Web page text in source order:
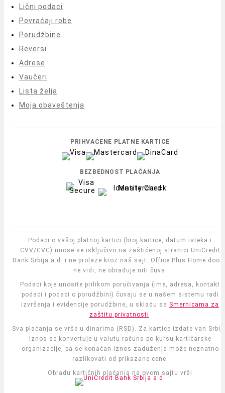
Lični podaci
Povraćaji robe
Porudžbine
Reversi
Adrese
Vaučeri
Lista želja
Moja obaveštenja
PRIHVAĆENE PLATNE KARTICE
BEZBEDNOST PLAĆANJA
Podaci o vašoj platnoj kartici (broj kartice, datum isteka i
CVV/CVC) unose se isključivo na zaštićenoj stranici UniCredit
Bank Srbija a.d. i ne prolaze kroz naš sajt. Office Plus Home doo
ne vidi, ne obrađuje niti čuva.
Podaci koje unosite prilikom poručivanja (ime, adresa, kontakt
podaci i podaci o porudžbini) čuvaju se u našem sistemu radi
izvršenja i evidencije porudžbine, u skladu sa Smernicama za
zaštitu privatnosti .
Sva plaćanja se vrše u dinarima (RSD). Za kartice izdate van
iznos se konvertuje u valutu računa po kursu kartičarske
organizacije, pa se konačan iznos zaduženja može neznatno
razlikovati od prikazane cene.
Obradu kartičnih plaćanja na ovom sajtu vrši